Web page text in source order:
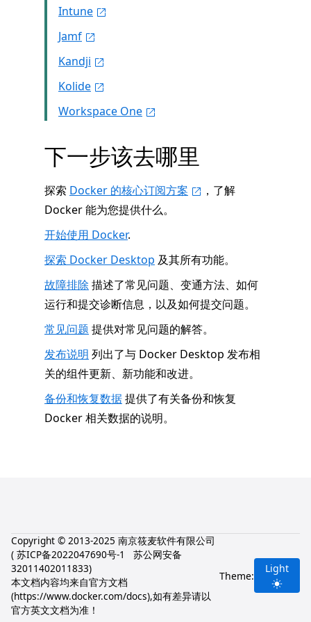
Intune
Jamf
Kandji
Kolide
Workspace One
下一步该去哪里
探索 Docker 的核心订阅方案
，了解
Docker 能为您提供什么。
开始使用 Docker.
探索 Docker Desktop 及其所有功能。
故障排除 描述了常见问题、变通方法、如何
运行和提交诊断信息，以及如何提交问题。
常见问题 提供对常见问题的解答。
发布说明 列出了与 Docker Desktop 发布相
关的组件更新、新功能和改进。
备份和恢复数据提供了有关备份和恢复
Docker 相关数据的说明。
Copyright © 2013-2025 南京筱麦软件有限公司
( 苏ICP备2022047690号-1
苏公网安备
32011402011833)
本文档内容均来自官方文档
(https://www.docker.com/docs),如有差异请以
官方英文文档为准！
Theme:
Light